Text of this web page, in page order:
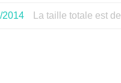
2014 La taille totale est de